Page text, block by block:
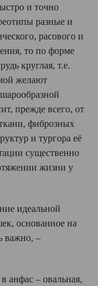
и точно
разные и
расового и
то по форме
круглая, т.е.
желают
прежде всего, от
фиброзных
и тургора её
существенно
жизни у
идеальной
основанное на
важно, –
анфас – овальная,